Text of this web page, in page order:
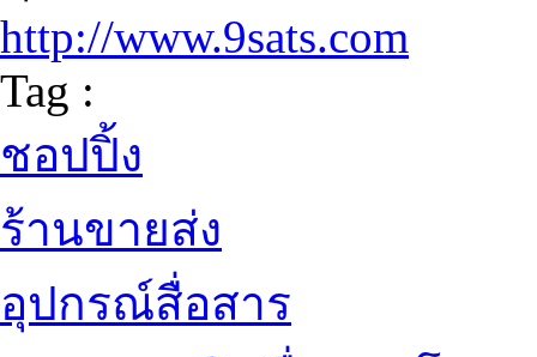
http://www.9sats.com
Tag :
ชอปปิ้ง
ร้านขายส่ง
อุปกรณ์สื่อสาร